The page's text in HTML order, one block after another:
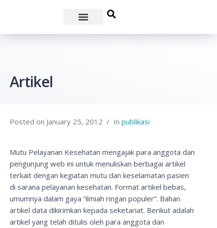
Artikel
Posted on January 25, 2012 In publikasi
Mutu Pelayanan Kesehatan mengajak para anggota dan
pengunjung web ini untuk menuliskan berbagai artikel
terkait dengan kegiatan mutu dan keselamatan pasien
di sarana pelayanan kesehatan. Format artikel bebas,
umumnya dalam gaya “ilmiah ringan populer”. Bahan
artikel data dikirimkan kepada seketariat. Berikut adalah
artikel yang telah ditulis oleh para anggota dan